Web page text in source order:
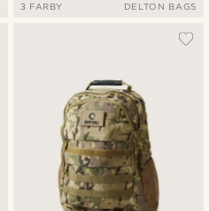
3 FARBY DELTON BAGS